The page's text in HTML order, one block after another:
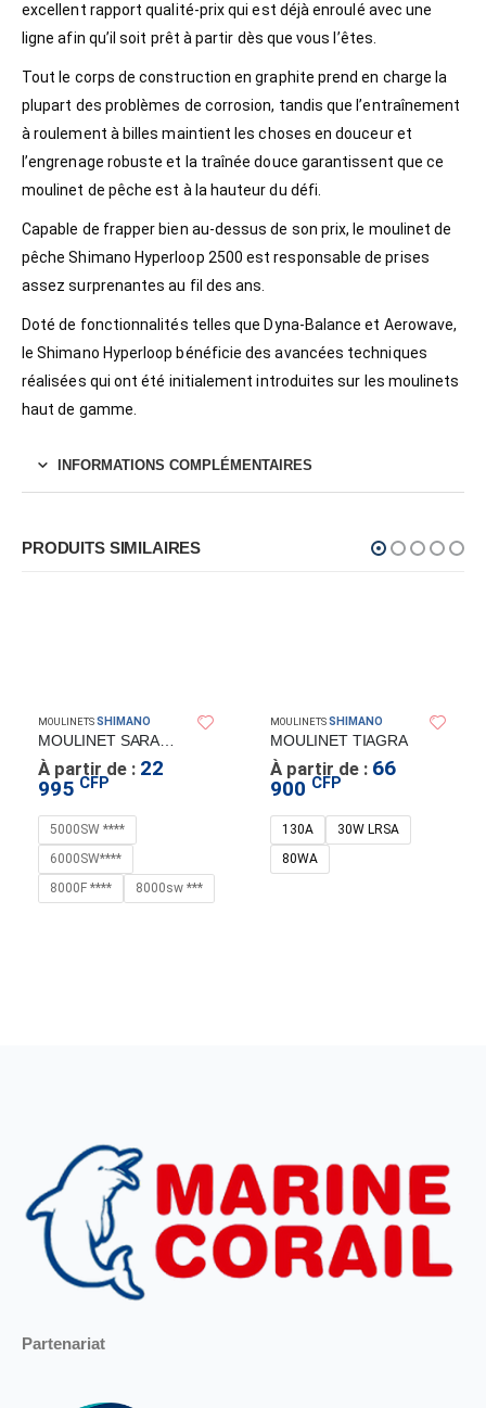
excellent rapport qualité-prix qui est déjà enroulé avec une
ligne afin qu’il soit prêt à partir dès que vous l’êtes.
Tout le corps de construction en graphite prend en charge la
plupart des problèmes de corrosion, tandis que l’entraînement
à roulement à billes maintient les choses en douceur et
l’engrenage robuste et la traînée douce garantissent que ce
moulinet de pêche est à la hauteur du défi.
Capable de frapper bien au-dessus de son prix, le moulinet de
pêche Shimano Hyperloop 2500 est responsable de prises
assez surprenantes au fil des ans.
Doté de fonctionnalités telles que Dyna-Balance et Aerowave,
le Shimano Hyperloop bénéficie des avancées techniques
réalisées qui ont été initialement introduites sur les moulinets
haut de gamme.
INFORMATIONS COMPLÉMENTAIRES
PRODUITS SIMILAIRES
MOULINETSSHIMANO
MOULINET SARAGOSA SW
À partir de : 22
995 CFP
5000SW ****
6000SW****
8000F ****
8000sw ***
MOULINETSSHIMANO
MOULINET TIAGRA
À partir de : 66
900 CFP
130A
30W LRSA
80WA
Partenariat